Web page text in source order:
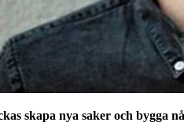
skapa nya saker och bygga